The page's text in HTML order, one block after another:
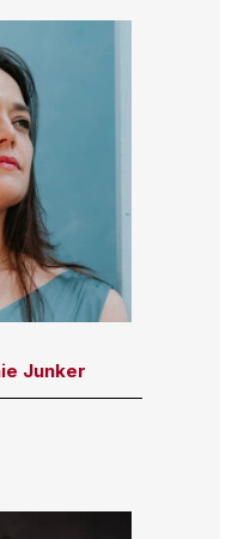
Junker